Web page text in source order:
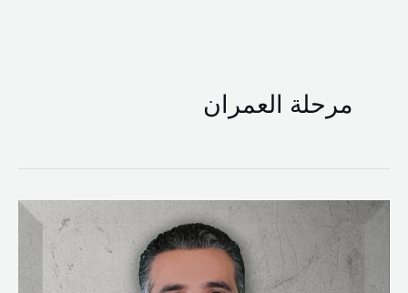
مرحلة العمران
من
“مطر”
بتغريدته؟